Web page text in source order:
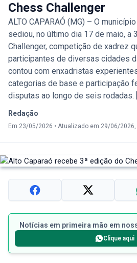
Chess Challenger
ALTO CAPARAÓ (MG) – O
sediou, no último dia 17 de maio, a
Challenger, competição de xadrez
participantes de diversas cidades
contou com enxadristas
categorias de base e participação
disputas ao longo de seis rodadas.
Redação
Em 23/05/2026 • Atualizado em 29/06/2026,
Notícias em primeira mão em
Clique aqui